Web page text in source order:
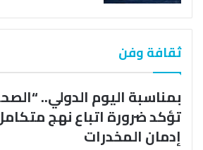
ثقافة وفن
بمناسبة اليوم الدولي..
تؤكد ضرورة اتباع نهج
إدمان المخدرات